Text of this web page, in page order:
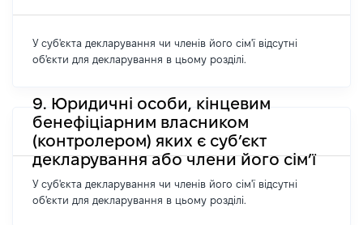
У суб'єкта декларування чи членів його сім'ї відсутні
об'єкти для декларування в цьому розділі.
9. Юридичні особи, кінцевим
бенефіціарним власником
(контролером) яких є суб’єкт
декларування або члени його сім’ї
У суб'єкта декларування чи членів його сім'ї відсутні
об'єкти для декларування в цьому розділі.